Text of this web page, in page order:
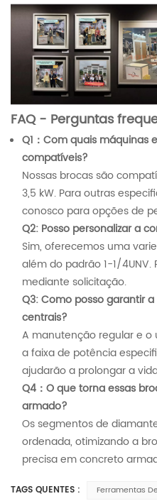
FAQ - Perguntas
Q1：Com quais máquinas
compatíveis?
Nossas brocas são
3,5 kW. Para outras
conosco para opções de
Q2: Posso personalizar a
Sim, oferecemos uma
além do padrão 1-1/4UNV.
mediante solicitação.
Q3: Como posso garantir
centrais?
A manutenção regular e
a faixa de potência
ajudarão a prolongar a
Q4：O que torna essas
armado?
Os segmentos de
ordenada, otimizando a
precisa em concreto
TAGS QUENTES :
Ferramentas